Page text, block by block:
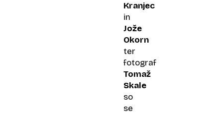
Kranjec
in
Jože
Okorn
ter
fotograf
Tomaž
Skale
so
se